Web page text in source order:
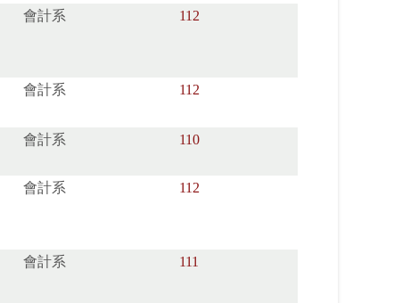
會計系 112
會計系 112
會計系 110
會計系 112
會計系 111